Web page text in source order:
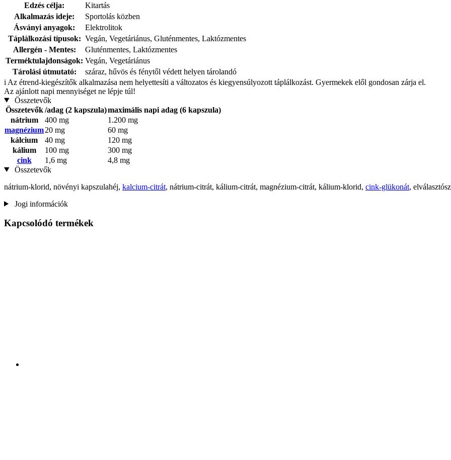
Edzés célja:
Kitartás
Alkalmazás ideje:
Sportolás közben
Ásványi anyagok:
Elektrolitok
Táplálkozási típusok: Vegán, Vegetáriánus, Gluténmentes, Laktózmentes
Allergén - Mentes:
Gluténmentes, Laktózmentes
Terméktulajdonságok: Vegán, Vegetáriánus
Tárolási útmutató:
száraz, hűvös és fénytől védett helyen tárolandó
i Az étrend-kiegészítők alkalmazása nem helyettesíti a változatos és kiegyensúlyozott táplálkozást. Gyermekek elől gondosan zárja el.
Az ajánlott napi mennyiséget ne lépje túl!
Összetevők
Összetevők /adag (2 kapszula)maximális napi adag (6 kapszula)
nátrium
400 mg
1.200 mg
magnézium20 mg
60 mg
kálcium
40 mg
120 mg
kálium
100 mg
300 mg
cink
1,6 mg
4,8 mg
Összetevők
nátrium-klorid, növényi kapszulahéj, kalcium-citrát, nátrium-citrát, kálium-citrát, magnézium-citrát, kálium-klorid, cink-glükonát,
Jogi információk
Kapcsolódó termékek